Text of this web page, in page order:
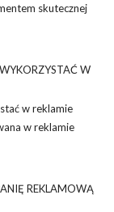
skutecznej
W
w reklamie
w reklamie
REKLAMOWĄ